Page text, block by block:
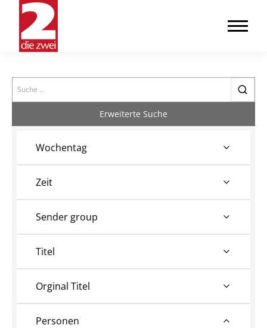
Search
Erweiterte Suche
Wochentag
Zeit
Sender group
Titel
Orginal Titel
Personen